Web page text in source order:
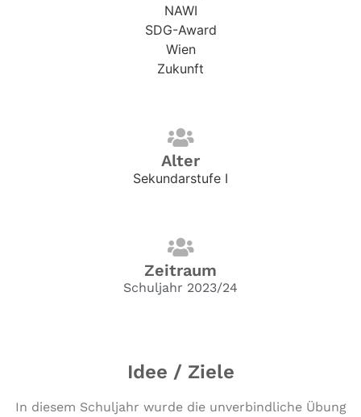
NAWI
SDG-Award
Wien
Zukunft
Alter
Sekundarstufe I
Zeitraum
Schuljahr 2023/24
Idee / Ziele
In diesem Schuljahr wurde die unverbindliche Übung